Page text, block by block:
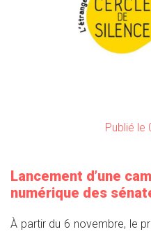
Publié
Lancement d’une
numérique des
À partir du 6 novembre, le